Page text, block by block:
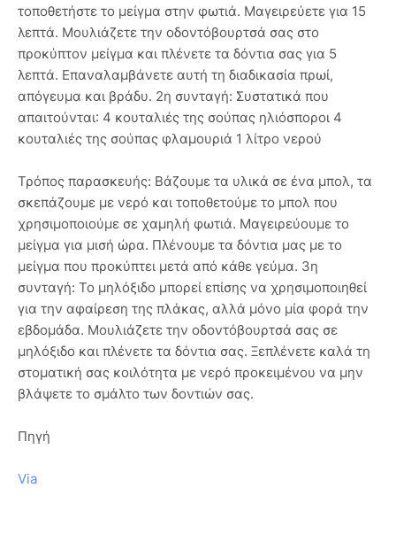
τοποθετήστε το μείγμα στην φωτιά. Μαγειρεύετε για 15
λεπτά. Μουλιάζετε την οδοντόβουρτσά σας στο
προκύπτον μείγμα και πλένετε τα δόντια σας για 5
λεπτά. Επαναλαμβάνετε αυτή τη διαδικασία πρωί,
απόγευμα και βράδυ. 2η συνταγή: Συστατικά που
απαιτούνται: 4 κουταλιές της σούπας ηλιόσποροι 4
κουταλιές της σούπας φλαμουριά 1 λίτρο νερού
Τρόπος παρασκευής: Βάζουμε τα υλικά σε ένα μπολ, τα
σκεπάζουμε με νερό και τοποθετούμε το μπολ που
χρησιμοποιούμε σε χαμηλή φωτιά. Μαγειρεύουμε το
μείγμα για μισή ώρα. Πλένουμε τα δόντια μας με το
μείγμα που προκύπτει μετά από κάθε γεύμα. 3η
συνταγή: Το μηλόξιδο μπορεί επίσης να χρησιμοποιηθεί
για την αφαίρεση της πλάκας, αλλά μόνο μία φορά την
εβδομάδα. Μουλιάζετε την οδοντόβουρτσά σας σε
μηλόξιδο και πλένετε τα δόντια σας. Ξεπλένετε καλά τη
στοματική σας κοιλότητα με νερό προκειμένου να μην
βλάψετε το σμάλτο των δοντιών σας.
Πηγή
Via